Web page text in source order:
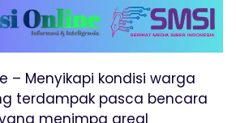
– Menyikapi kondisi warga
terdampak pasca bencara
menimpa areal